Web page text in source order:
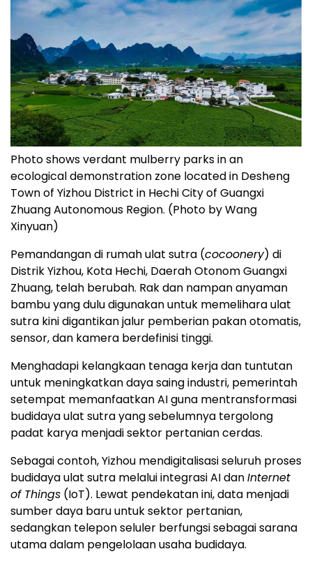
Photo shows verdant mulberry parks in an
ecological demonstration zone located in Desheng
Town of Yizhou District in Hechi City of Guangxi
Zhuang Autonomous Region. (Photo by Wang
Xinyuan)
Pemandangan di rumah ulat sutra (cocoonery) di
Distrik Yizhou, Kota Hechi, Daerah Otonom Guangxi
Zhuang, telah berubah. Rak dan nampan anyaman
bambu yang dulu digunakan untuk memelihara ulat
sutra kini digantikan jalur pemberian pakan otomatis,
sensor, dan kamera berdefinisi tinggi.
Menghadapi kelangkaan tenaga kerja dan tuntutan
untuk meningkatkan daya saing industri, pemerintah
setempat memanfaatkan AI guna mentransformasi
budidaya ulat sutra yang sebelumnya tergolong
padat karya menjadi sektor pertanian cerdas.
Sebagai contoh, Yizhou mendigitalisasi seluruh proses
budidaya ulat sutra melalui integrasi AI danInternet
of Things (IoT). Lewat pendekatan ini, data menjadi
sumber daya baru untuk sektor pertanian,
sedangkan telepon seluler berfungsi sebagai sarana
utama dalam pengelolaan usaha budidaya.